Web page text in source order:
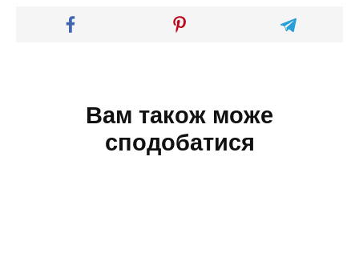
Вам також може
сподобатися